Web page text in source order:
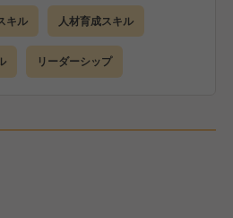
かりとマニュアル化されてい
れます。
賃（ウィークリーマンショ
内の店舗へ、配属となりま
キル 人材育成スキル
リーダーシップ